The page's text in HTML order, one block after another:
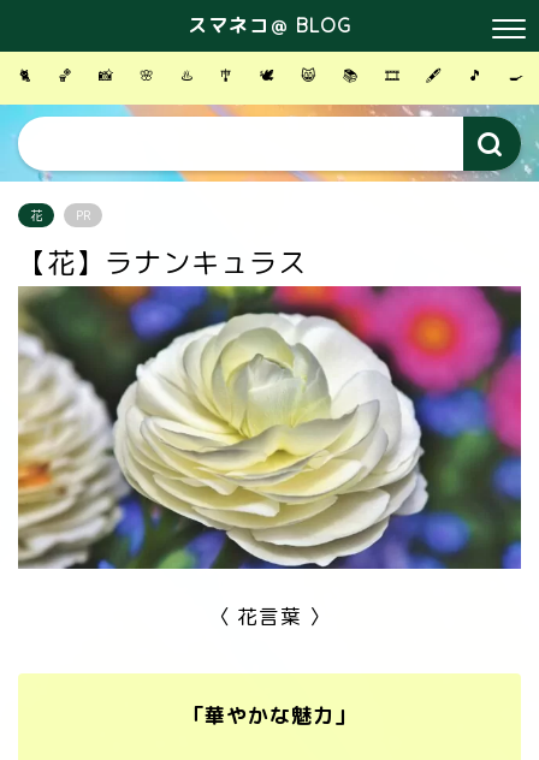
スマネコ＠ BLOG
🐈 🏀 📸 🌸 ♨️ 🎐 🕊 😸 📚 🎞 🖋 🎵 🍳
花 PR
【花】ラナンキュラス
〈 花言葉 〉
「華やかな魅力」